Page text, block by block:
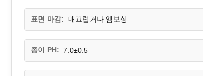
표면 마감: 매끄럽거나 엠보싱
종이 PH: 7.0±0.5